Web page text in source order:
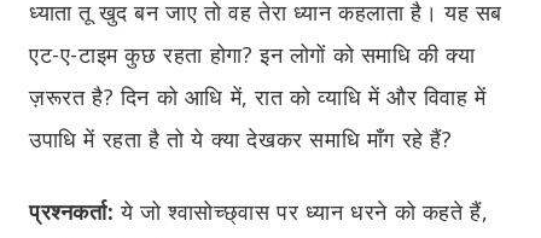
ध्याता तू खुद बन जाए तो वह तेरा ध्यान कहलाता है। यह सब
एट-ए-टाइम कुछ रहता होगा? इन लोगों को समाधि की क्या
ज़रूरत है? दिन को आधि में, रात को व्याधि में और विवाह में
उपाधि में रहता है तो ये क्या देखकर समाधि माँग रहे हैं?
प्रश्नकर्ता: ये जो श्वासोच्छ्वास पर ध्यान धरने को कहते हैं,